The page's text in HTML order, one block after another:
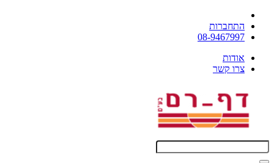
התחברות
08-9467997
אודות
צרו קשר